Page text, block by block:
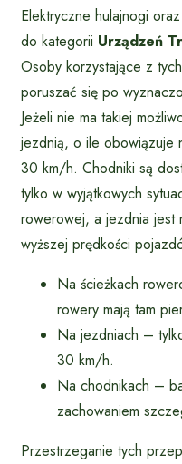
Elektryczne hulajnogi
do kategorii Urządzeń
Osoby korzystające z
poruszać się po
Jeżeli nie ma takiej
jezdnią, o ile obowiązuje
30 km/h. Chodniki są
tylko w wyjątkowych
rowerowej, a jezdnia
wyższej prędkości
Na ścieżkach
rowery mają tam
Na jezdniach –
30 km/h.
Na chodnikach –
zachowaniem
Przestrzeganie tych